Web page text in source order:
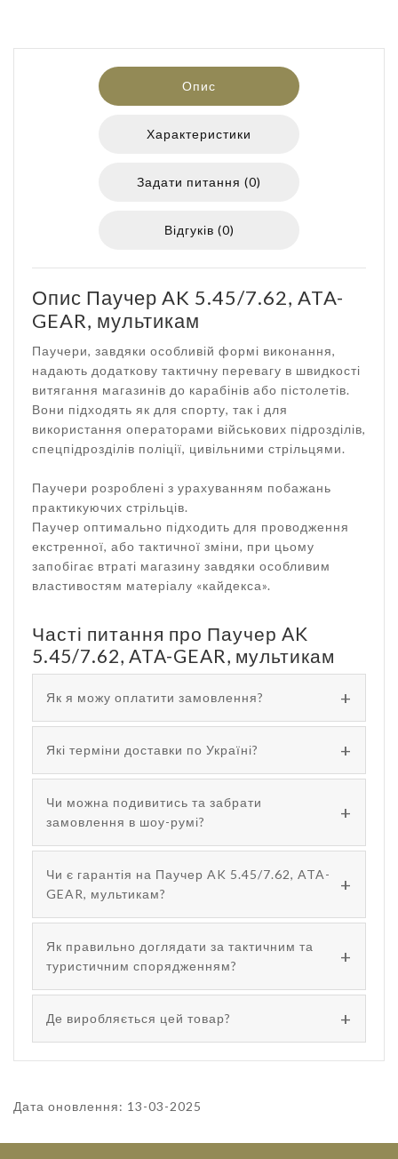
Опис
Характеристики
Задати питання (0)
Відгуків (0)
Опис Паучер AK 5.45/7.62, ATA-
GEAR, мультикам
Паучери, завдяки особливій формі виконання,
надають додаткову тактичну перевагу в швидкості
витягання магазинів до карабінів або пістолетів.
Вони підходять як для спорту, так і для
використання операторами військових підрозділів,
спецпідрозділів поліції, цивільними стрільцями.
Паучери розроблені з урахуванням побажань
практикуючих стрільців.
Паучер оптимально підходить для проводження
екстренної, або тактичної зміни, при цьому
запобігає втраті магазину завдяки особливим
властивостям матеріалу «кайдекса».
Часті питання про Паучер AK
5.45/7.62, ATA-GEAR, мультикам
Як я можу оплатити замовлення?
Які терміни доставки по Україні?
Чи можна подивитись та забрати
замовлення в шоу-румі?
Чи є гарантія на Паучер AK 5.45/7.62, ATA-
GEAR, мультикам?
Як правильно доглядати за тактичним та
туристичним спорядженням?
Де виробляється цей товар?
Дата оновлення: 13-03-2025